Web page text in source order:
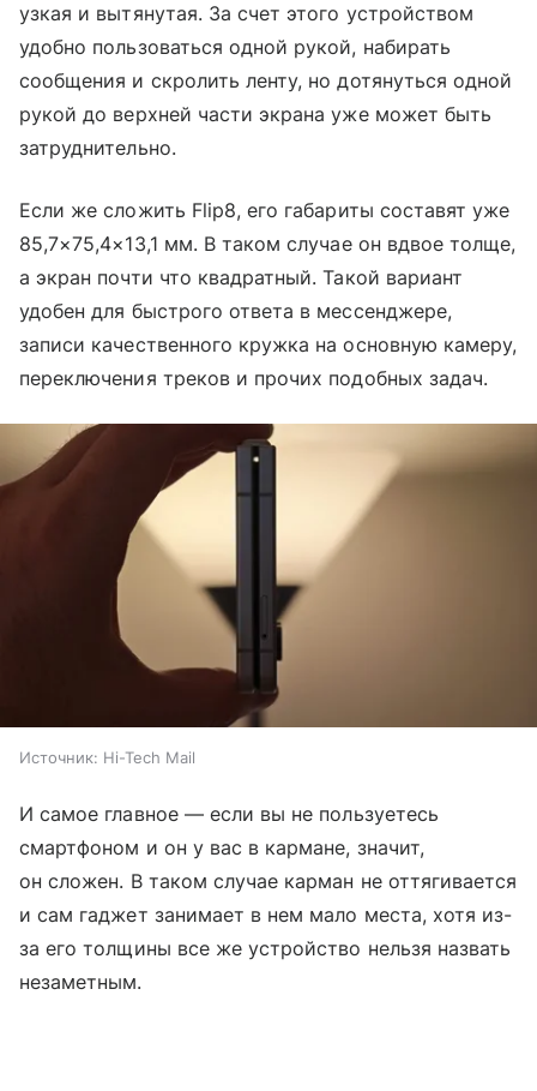
узкая и вытянутая. За счет этого устройством
удобно пользоваться одной рукой, набирать
сообщения и скролить ленту, но дотянуться одной
рукой до верхней части экрана уже может быть
затруднительно.
Если же сложить Flip8, его габариты составят уже
85,7×75,4×13,1 мм. В таком случае он вдвое толще,
а экран почти что квадратный. Такой вариант
удобен для быстрого ответа в мессенджере,
записи качественного кружка на основную камеру,
переключения треков и прочих подобных задач.
Источник: Hi-Tech Mail
И самое главное — если вы не пользуетесь
смартфоном и он у вас в кармане, значит,
он сложен. В таком случае карман не оттягивается
и сам гаджет занимает в нем мало места, хотя из-
за его толщины все же устройство нельзя назвать
незаметным.